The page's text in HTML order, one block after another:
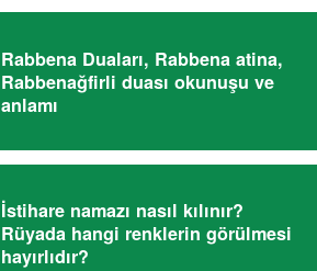
Rabbena Duaları, Rabbena atina,
Rabbenağfirli duası okunuşu ve
anlamı
İstihare namazı nasıl kılınır?
Rüyada hangi renklerin görülmesi
hayırlıdır?